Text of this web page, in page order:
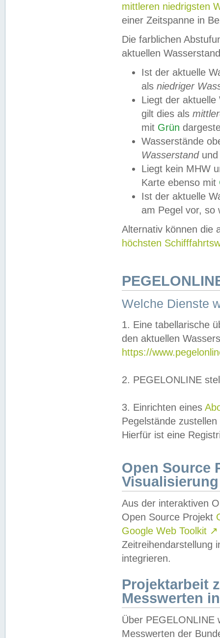
mittleren niedrigsten
einer Zeitspanne in
Die farblichen
aktuellen
Ist der aktuelle
als niedriger
Liegt der
gilt dies als
mit Grün
Wasserstände
Wasserstandund
Liegt kein MHW
Karte ebenso mit
Ist der aktuelle
am Pegel vor,
Alternativ können die
höchsten
Welche Dienste
1. Eine tabellarische
den aktuellen
https://
2. PEGELONLINE
3. Einrichten eines
Pegelstände
Hierfür ist eine
Open Source
Visualisierung
Aus der interaktiven
Open Source Projekt
Google Web Toolkit ↗
Zeitreihendarstellung
integrieren.
Projektarbeit
Messwerten
Über PEGELONLINE
Messwerten der